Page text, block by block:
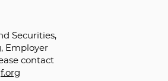
Securities,
Employer
contact